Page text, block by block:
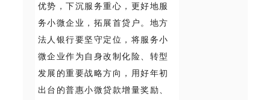
优势，下沉服务重心，更好地服
务小微企业，拓展首贷户。地方
法人银行要坚守定位，将服务小
微企业作为自身改制化险、转型
发展的重要战略方向，用好年初
出台的普惠小微贷款增量奖励、